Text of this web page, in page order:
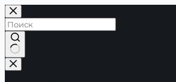
Перейти
к
сути
Ничего
не